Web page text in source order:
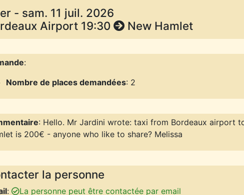
- sam. 11 juil. 2026
Airport 19:30
New Hamlet
:
Nombre de places demandées: 2
: Hello. Mr Jardini wrote: taxi from Bordeaux airport
is 200€ - anyone who like to share? Melissa
la personne
:
La personne peut être contactée par email